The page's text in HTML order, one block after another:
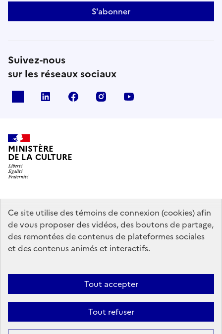
Ce site utilise des témoins de connexion (cookies) afin
de vous proposer des vidéos, des boutons de partage,
des remontées de contenus de plateformes sociales
et des contenus animés et interactifs.
Tout accepter
Tout refuser
S'abonner
Suivez-nous
sur les réseaux sociaux
linkedin facebook instagram
MINISTÈRE
DE LA CULTURE
data.gouv.fr legifrance.gouv.fr
info.gouv.fr
service-public.gouv.fr
Contact Mentions légales
Accessibilité : partiellement conforme
Politique générale de protection des données
des témoins de connexion (cookies)
Plan du site